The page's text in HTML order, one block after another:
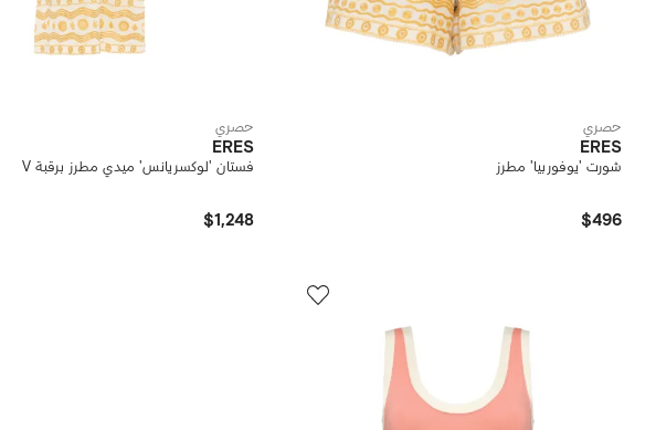
حصري
ERES
شورت 'يوفوربيا' مطرز
$496
حصري
ERES
فستان 'لوكسريانس' ميدي مطرز برقبة V
$1,248